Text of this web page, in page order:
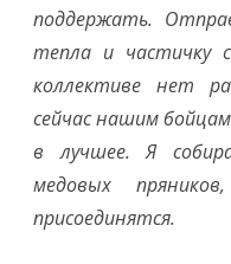
поддержать.
тепла и частичку
коллективе нет
сейчас нашим
в лучшее. Я
медовых
присоединятся.